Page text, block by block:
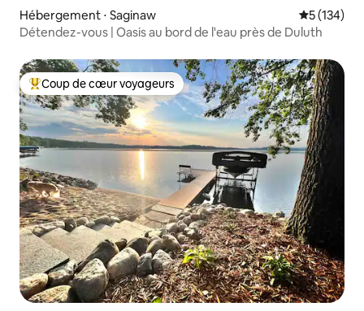
Hébergement ⋅ Saginaw Évaluation
5 (134)
Détendez-vous | Oasis au bord de l'eau près de Duluth
Coups de cœur voyageurs les plus appréciés
Coup de cœur voyageurs